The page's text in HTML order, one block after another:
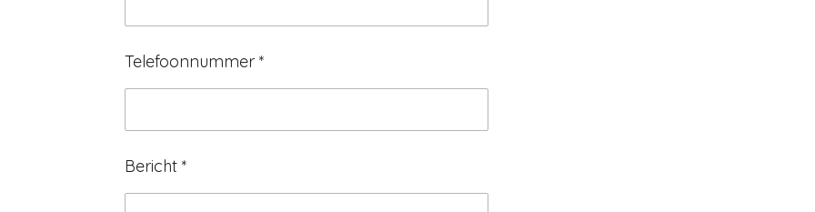
Telefoonnummer *
Bericht *